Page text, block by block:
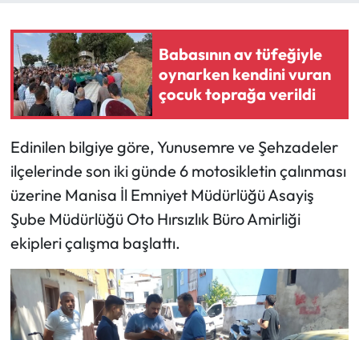
Babasının av tüfeğiyle
oynarken kendini vuran
çocuk toprağa verildi
Edinilen bilgiye göre, Yunusemre ve Şehzadeler
ilçelerinde son iki günde 6 motosikletin çalınması
üzerine Manisa İl Emniyet Müdürlüğü Asayiş
Şube Müdürlüğü Oto Hırsızlık Büro Amirliği
ekipleri çalışma başlattı.